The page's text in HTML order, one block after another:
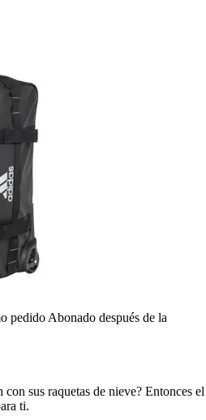
pedido Abonado después de la
sus raquetas de nieve? Entonces el
ti.